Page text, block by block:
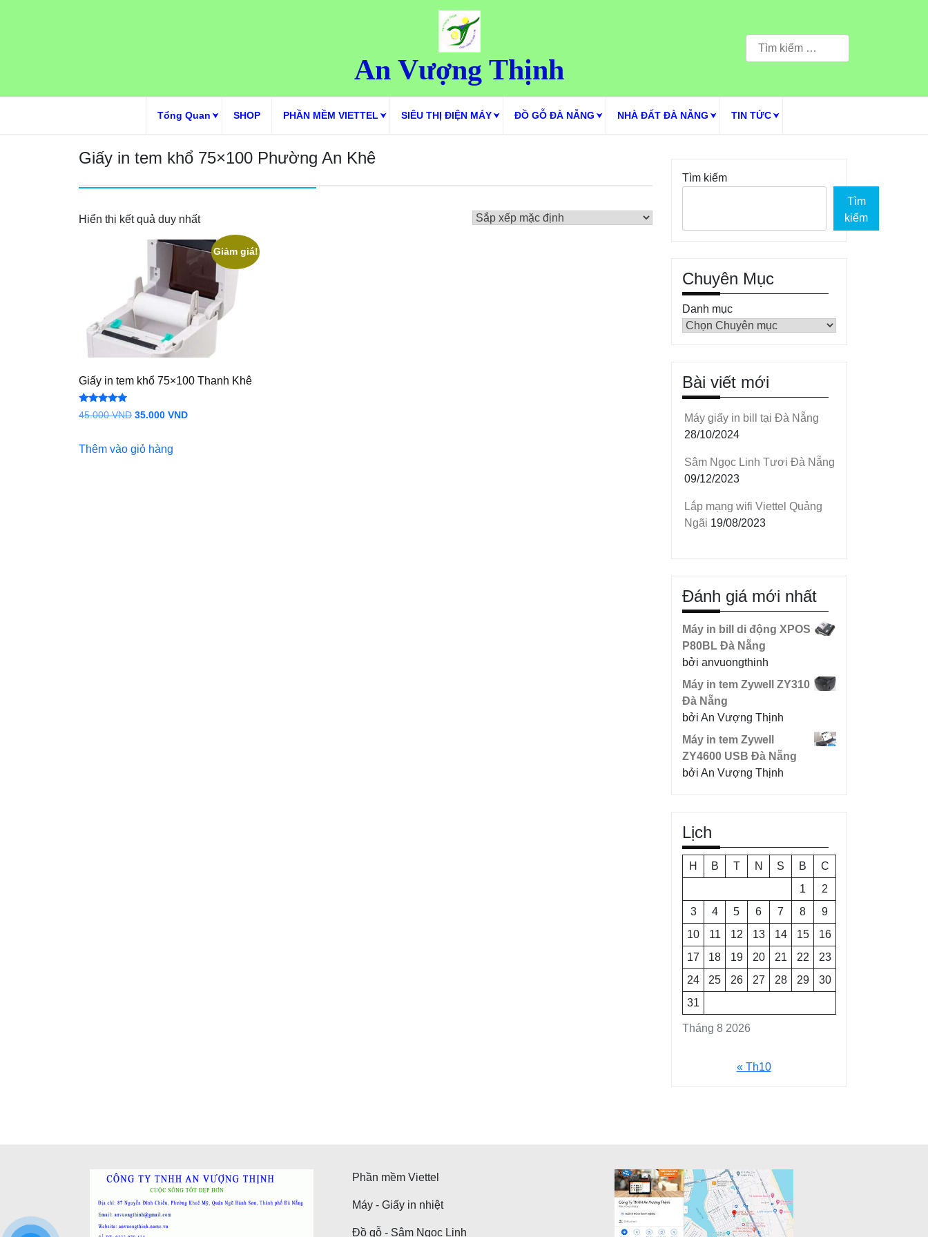
An Vượng Thịnh
Tìm
kiếm
Tổng Quan SHOP PHẦN MỀM VIETTEL SIÊU THỊ ĐIỆN MÁY ĐỒ GỖ ĐÀ NẴNG NHÀ ĐẤT ĐÀ NẴNG TIN TỨC
Giấy in tem khổ 75×100 Phường An Khê
Hiển thị kết quả duy nhất
Giảm giá!
Giấy in tem khổ 75×100 Thanh Khê
Được xếp
hạng
45.000VND Giá
là:
35.000 VNDGiá
Thêm vào giỏ hàng
Tìm kiếm
Tìm
kiếm
Chuyên Mục
Danh mục
Bài viết mới
Máy giấy in bill tại Đà Nẵng
28/10/2024
Sâm Ngọc Linh Tươi Đà Nẵng
09/12/2023
Lắp mạng wifi Viettel Quảng
Ngãi 19/08/2023
Đánh giá mới nhất
Máy in bill di động XPOS
P80BL Đà Nẵng
bởi anvuongthinh
Máy in tem Zywell ZY310
Đà Nẵng
bởi An Vượng Thịnh
Máy in tem Zywell
ZY4600 USB Đà Nẵng
bởi An Vượng Thịnh
Lịch
Tháng 8 2026
H B T N S B
C
1
2
3
4 5 6 7 8
9
10
11 12 13 14 15
16
17
18 19 20 21 22
23
24
25 26 27 28 29
30
31
« Th10
Phần mềm Viettel
Máy - Giấy in nhiệt
Đồ gỗ - Sâm Ngọc Linh